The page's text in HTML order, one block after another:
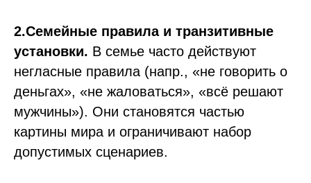
2.Семейные правила и транзитивные
установки. В семье часто действуют
негласные правила (напр., «не говорить о
деньгах», «не жаловаться», «всё решают
мужчины»). Они становятся частью
картины мира и ограничивают набор
допустимых сценариев.